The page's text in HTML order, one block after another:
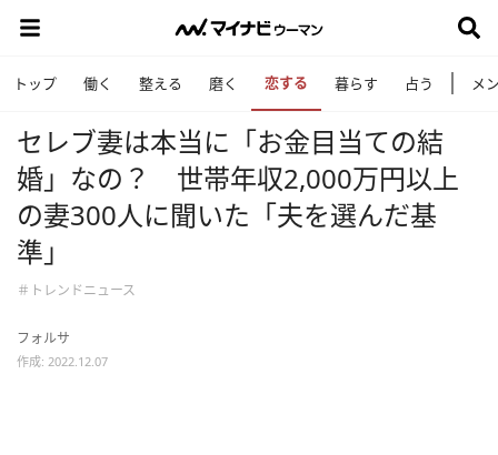
トップ 働く 整える 磨く 恋する 暮らす 占う メ
セレブ妻は本当に「お金目当ての結
婚」なの？ 世帯年収2,000万円以上
の妻300人に聞いた「夫を選んだ基
準」
＃トレンドニュース
フォルサ
作成: 2022.12.07